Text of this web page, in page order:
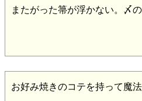
またがった箒が浮かない。〆
お好み焼きのコテを持って魔